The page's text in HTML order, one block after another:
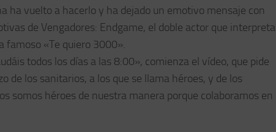
ha vuelto a hacerlo y ha dejado un emotivo mensaje con
de Vengadores: Endgame, el doble actor que interpreta
famoso «Te quiero 3000».
todos los días a las 8:00», comienza el vídeo, que pide
de los sanitarios, a los que se llama héroes, y de los
somos héroes de nuestra manera porque colaboramos en